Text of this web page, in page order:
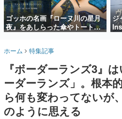
新世代に訊く
これからのデジタルゲー
の姿を追い、彼らのルー
日本のコンテンツ産業や
画です。
日本モバイルゲーム
日本のモバイルゲーム史
ルを網羅するほか、開発
解説を掲載。約20年の歴
ゴッホの名画『ローヌ川の星月
夜』をあしらった傘やトートバ
ッグなどが登場。8月7日21時よ
ジ
「
て
ホーム 特集記事
『ボーダーランズ3』
ーダーランズ」。根本
ら何も変わってないが
のように思える